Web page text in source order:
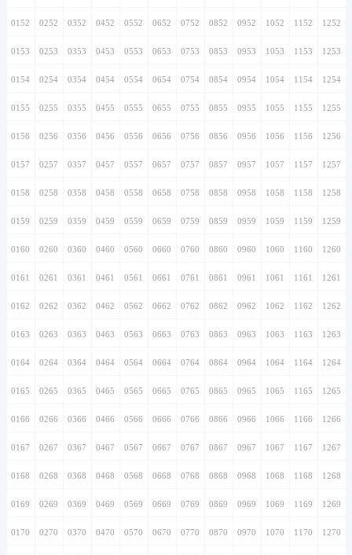
0152 0252 0352 0452 0552 0652 0752 0852 0952 1052 1152 1252
0153 0253 0353 0453 0553 0653 0753 0853 0953 1053 1153 1253
0154 0254 0354 0454 0554 0654 0754 0854 0954 1054 1154 1254
0155 0255 0355 0455 0555 0655 0755 0855 0955 1055 1155 1255
0156 0256 0356 0456 0556 0656 0756 0856 0956 1056 1156 1256
0157 0257 0357 0457 0557 0657 0757 0857 0957 1057 1157 1257
0158 0258 0358 0458 0558 0658 0758 0858 0958 1058 1158 1258
0159 0259 0359 0459 0559 0659 0759 0859 0959 1059 1159 1259
0160 0260 0360 0460 0560 0660 0760 0860 0960 1060 1160 1260
0161 0261 0361 0461 0561 0661 0761 0861 0961 1061 1161 1261
0162 0262 0362 0462 0562 0662 0762 0862 0962 1062 1162 1262
0163 0263 0363 0463 0563 0663 0763 0863 0963 1063 1163 1263
0164 0264 0364 0464 0564 0664 0764 0864 0964 1064 1164 1264
0165 0265 0365 0465 0565 0665 0765 0865 0965 1065 1165 1265
0166 0266 0366 0466 0566 0666 0766 0866 0966 1066 1166 1266
0167 0267 0367 0467 0567 0667 0767 0867 0967 1067 1167 1267
0168 0268 0368 0468 0568 0668 0768 0868 0968 1068 1168 1268
0169 0269 0369 0469 0569 0669 0769 0869 0969 1069 1169 1269
0170 0270 0370 0470 0570 0670 0770 0870 0970 1070 1170 1270